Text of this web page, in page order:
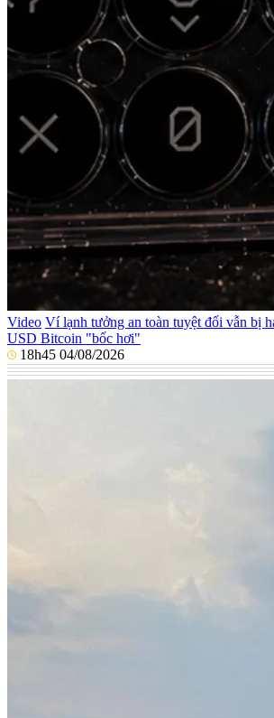
Video Ví lạnh tưởng an toàn tuyệt đối vẫn bị
USD Bitcoin "bốc hơi"
18h45 04/08/2026